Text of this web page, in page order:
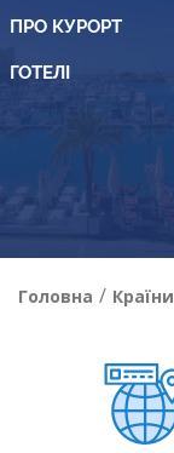
ПРО КУРОРТ
Головна / Країни